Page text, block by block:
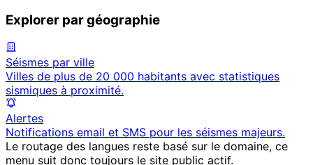
Explorer par géographie
Séismes par ville
Villes de plus de 20 000 habitants avec statistiques
sismiques à proximité.
Alertes
Notifications email et SMS pour les séismes majeurs.
Le routage des langues reste basé sur le domaine, ce
menu suit donc toujours le site public actif.